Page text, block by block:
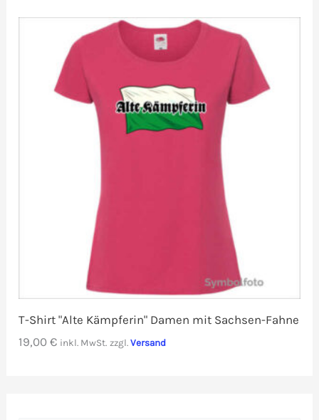
T-Shirt "Alte Kämpferin" Damen mit Sachsen-Fahne
19,00€ inkl. MwSt. zzgl.Versand